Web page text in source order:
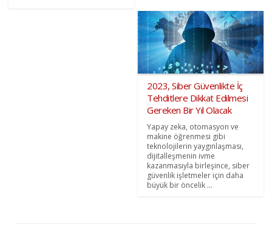
2023, Siber Güvenlikte İç
Tehditlere Dikkat Edilmesi
Gereken Bir Yıl Olacak
Yapay zeka, otomasyon ve
makine öğrenmesi gibi
teknolojilerin yaygınlaşması,
dijitalleşmenin ivme
kazanmasıyla birleşince, siber
güvenlik işletmeler için daha
büyük bir öncelik ...